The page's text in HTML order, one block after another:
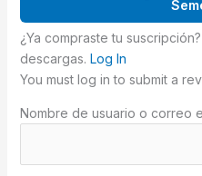
¿Ya compraste tu
descargas. Log In
You must log in to submit a
Nombre de usuario o correo